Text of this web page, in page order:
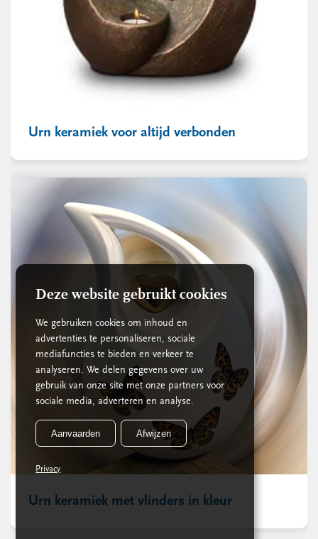
Urn keramiek voor altijd verbonden
Urn keramiek met vlinders in kleur
Deze website gebruikt cookies
We gebruiken cookies om inhoud en
advertenties te personaliseren, sociale
mediafuncties te bieden en verkeer te
analyseren. We delen gegevens over uw
gebruik van onze site met onze partners voor
sociale media, adverteren en analyse.
Aanvaarden Afwijzen
Privacy